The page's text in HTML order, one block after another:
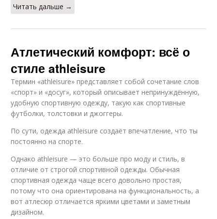
Читать дальше →
Атлетический комфорт: всё о
стиле athleisure
Термин «athleisure» представляет собой сочетание слов
«спорт» и «досуг», который описывает непринуждённую,
удобную спортивную одежду, такую ​​​​как спортивные
футболки, толстовки и джоггеры.
По сути, одежда athleisure создаёт впечатление, что ты
постоянно на спорте.
Однако athleisure — это больше про моду и стиль, в
отличие от строгой спортивной одежды. Обычная
спортивная одежда чаще всего довольно простая,
потому что она ориентирована на функциональность, а
вот атлесюр отличается яркими цветами и заметным
дизайном.